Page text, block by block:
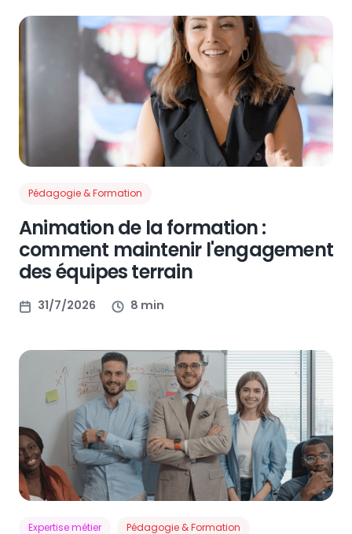
Pédagogie & Formation
Animation de la formation :
comment maintenir l'engagement
des équipes terrain
31/7/2026 8 min
Expertise métier Pédagogie & Formation